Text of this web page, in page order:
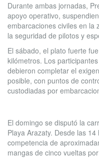
Durante ambas jornadas,
apoyo operativo,
embarcaciones civiles en la
la seguridad de pilotos y
El sábado, el plato fuerte
kilómetros. Los
debieron completar el
posible, con puntos de
custodiadas por
El domingo se disputó la
Playa Arazaty. Desde las
competencia de
mangas de cinco vueltas